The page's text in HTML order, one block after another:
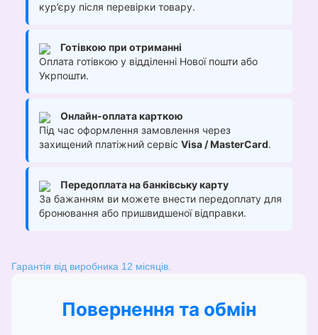
кур’єру після перевірки товару.
Готівкою при отриманні
Оплата готівкою у відділенні Нової пошти або
Укрпошти.
Онлайн-оплата карткою
Під час оформлення замовлення через
захищений платіжний сервіс Visa / MasterCard.
Передоплата на банківську карту
За бажанням ви можете внести передоплату для
бронювання або пришвидшеної відправки.
Гарантія від виробника 12 місяців.
Повернення та обмін